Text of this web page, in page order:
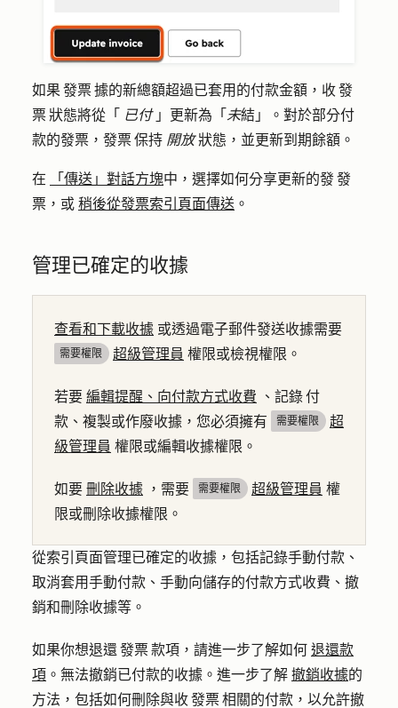
如果 發票 據的新總額超過已套用的付款金額，收 發
票 狀態將從「 已付」更新為「 未結」。對於部分付
款的發票，發票 保持 開放狀態，並更新到期餘額。
在 「傳送」對話方塊中，選擇如何分享更新的發 發
票，或 稍後從發票索引頁面傳送 。
管理已確定的收據
查看和下載收據 或透過電子郵件發送收據需要
需要權限 超級管理員 權限或檢視權限。
若要 編輯提醒、向付款方式收費 、記錄 付
款、複製或作廢收據，您必須擁有
需要權限
超
級管理員 權限或編輯收據權限。
如要 刪除收據 ，需要 需要權限 超級管理員 權
限或刪除收據權限。
從索引頁面管理已確定的收據，包括記錄手動付款、
取消套用手動付款、手動向儲存的付款方式收費、撤
銷和刪除收據等。
如果你想退還 發票 款項，請進一步了解如何 退還款
項 。無法撤銷已付款的收據。進一步了解 撤銷收據的
方法，包括如何刪除與收 發票 相關的付款，以允許撤